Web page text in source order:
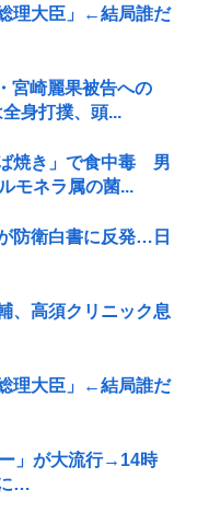
理大臣」←結局誰だ
宮崎麗果被告への
身打撲、頭...
焼き」で食中毒 男
モネラ属の菌...
防衛白書に反発…日
、高須クリニック息
理大臣」←結局誰だ
」が大流行→14時
…